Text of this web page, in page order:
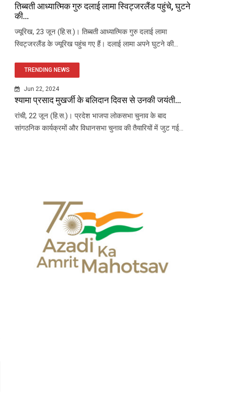
तिब्बती आध्यात्मिक गुरु दलाई लामा स्विट्जरलैंड पहुंचे, घुटने
की...
ज्यूरिख, 23 जून (हि.स.)। तिब्बती आध्यात्मिक गुरु दलाई लामा
स्विट्जरलैंड के ज्यूरिख पहुंच गए हैं। दलाई लामा अपने घुटने की...
TRENDING NEWS
Jun 22, 2024
श्यामा प्रसाद मुखर्जी के बलिदान दिवस से उनकी जयंती...
रांची, 22 जून (हि.स.)। प्रदेश भाजपा लोकसभा चुनाव के बाद
सांगठनिक कार्यक्रमों और विधानसभा चुनाव की तैयारियों में जुट गई...